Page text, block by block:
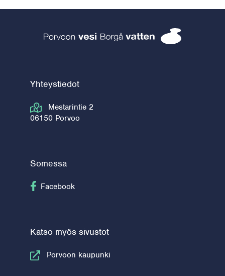
Yhteystiedot
Mestarintie 2
06150 Porvoo
Somessa
Seuraa Facebook
Facebook
Katso myös sivustot
Porvoon kaupunki